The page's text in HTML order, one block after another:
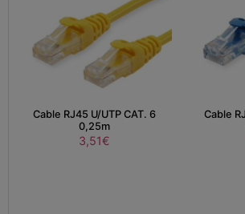
Cable RJ45 U/UTP CAT. 6
0,25m
3,51€
Cable